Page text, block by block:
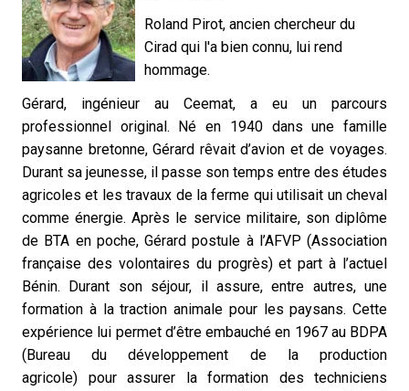
Roland Pirot, ancien chercheur du
Cirad qui l'a bien connu, lui rend
hommage.
Gérard, ingénieur au Ceemat, a eu un parcours
professionnel original. Né en 1940 dans une famille
paysanne bretonne, Gérard rêvait d’avion et de voyages.
Durant sa jeunesse, il passe son temps entre des études
agricoles et les travaux de la ferme qui utilisait un cheval
comme énergie. Après le service militaire, son diplôme
de BTA en poche, Gérard postule à l’AFVP (Association
française des volontaires du progrès) et part à l’actuel
Bénin. Durant son séjour, il assure, entre autres, une
formation à la traction animale pour les paysans. Cette
expérience lui permet d’être embauché en 1967 au BDPA
(Bureau du développement de la production
agricole) pour assurer la formation des techniciens